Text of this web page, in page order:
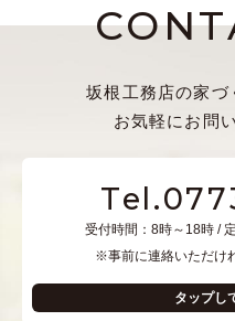
坂根工務店の家づ
お気軽にお問
受付時間：8時～18時 /
※事前に連絡いただけ
タップし